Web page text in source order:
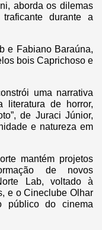
aborda os dilemas
durante a
e Fabiano Baraúna,
bois Caprichoso e
uma narrativa
literatura de horror,
de Juraci Júnior,
e natureza em
mantém projetos
de novos
Lab, voltado à
e o Cineclube Olhar
público do cinema